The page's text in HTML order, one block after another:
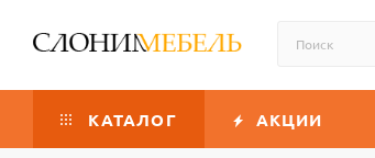
КАТАЛОГ АКЦИИ